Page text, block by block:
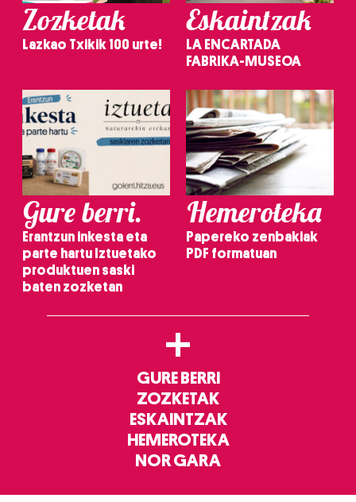
Zozketak
Lazkao Txikik 100 urte!
Eskaintzak
LA ENCARTADA
FABRIKA-MUSEOA
Gure berri.
Erantzun inkesta eta
parte hartu Iztuetako
produktuen saski
baten zozketan
Hemeroteka
Papereko zenbakiak
PDF formatuan
+
GURE BERRI
ZOZKETAK
ESKAINTZAK
HEMEROTEKA
NOR GARA